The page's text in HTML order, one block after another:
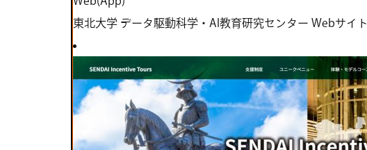
東北大学 データ駆動科学・AI教育研究センター Webサイト